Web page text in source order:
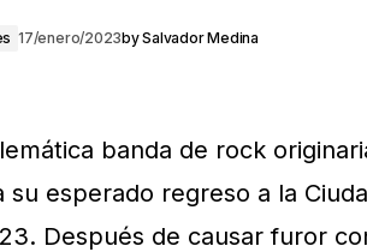
17/enero/2023bySalvador Medina
banda de rock
su esperado regreso a la
Después de causar furor